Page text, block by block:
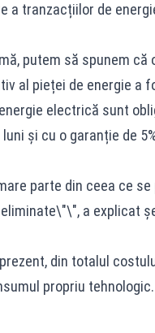
a tranzacțiilor de
putem să spunem că
al pieței de energie a
electrică sunt
și cu o garanție de
parte din ceea ce
a explicat
din totalul
propriu tehnologic.